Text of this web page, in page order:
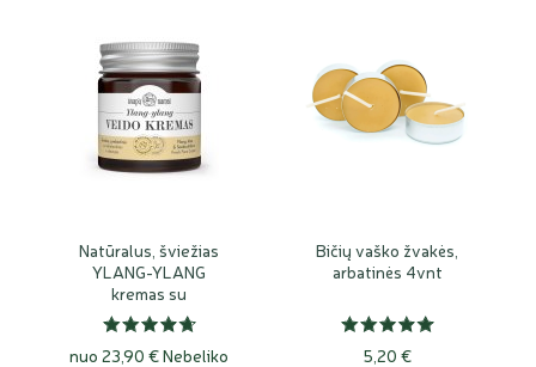
Natūralus, šviežias
YLANG-YLANG
kremas su
šaltalankiais ir
alavijais
nuo 23,90 €Nebeliko
Bičių vaško žvakės,
arbatinės 4vnt
5,20 €